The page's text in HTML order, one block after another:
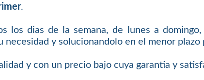
.
los dias de la semana, de lunes a
y solucionandolo en el menor plazo
y con un precio bajo cuya garantia y